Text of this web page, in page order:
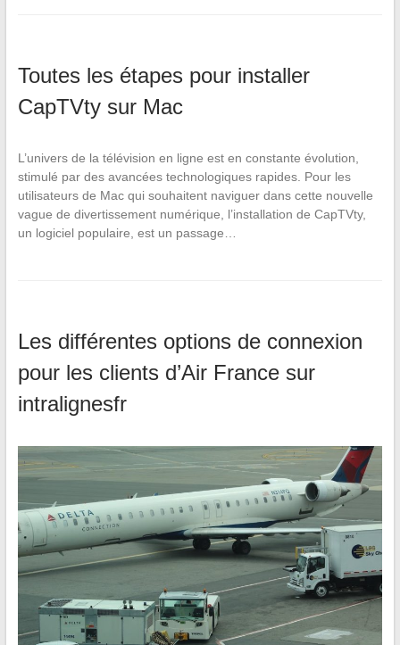
Toutes les étapes pour installer
CapTVty sur Mac
L’univers de la télévision en ligne est en constante évolution,
stimulé par des avancées technologiques rapides. Pour les
utilisateurs de Mac qui souhaitent naviguer dans cette nouvelle
vague de divertissement numérique, l’installation de CapTVty,
un logiciel populaire, est un passage…
Les différentes options de connexion
pour les clients d’Air France sur
intralignesfr